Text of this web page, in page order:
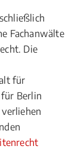
Fachanwälte
Die
für
Berlin